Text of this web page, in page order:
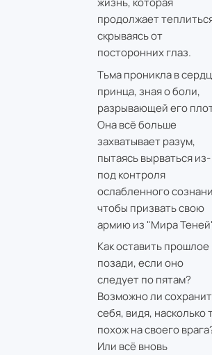
продолжает
скрываясь от
посторонних глаз.
Тьма проникла в
принца, зная о боли,
разрывающей его
Она всё больше
захватывает разум,
пытаясь вырваться из-
под контроля
ослабленного
чтобы призвать свою
армию из "Мира
Как оставить прошлое
позади, если оно
следует по пятам?
Возможно ли
себя, видя, насколько
похож на своего
Или всё вновь